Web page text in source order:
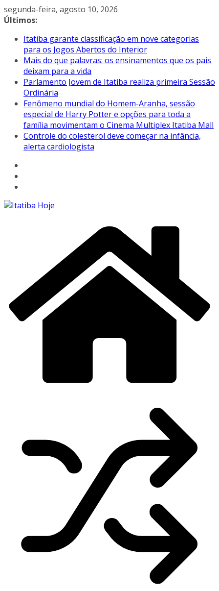
Pular
para
conteúdo
segunda-feira, agosto 10, 2026
Últimos:
Itatiba garante classificação em nove categorias
para os Jogos Abertos do Interior
Mais do que palavras: os ensinamentos que os pais
deixam para a vida
Parlamento Jovem de Itatiba realiza primeira Sessão
Ordinária
Fenômeno mundial do Homem-Aranha, sessão
especial de Harry Potter e opções para toda a
família movimentam o Cinema Multiplex Itatiba Mall
Controle do colesterol deve começar na infância,
alerta cardiologista